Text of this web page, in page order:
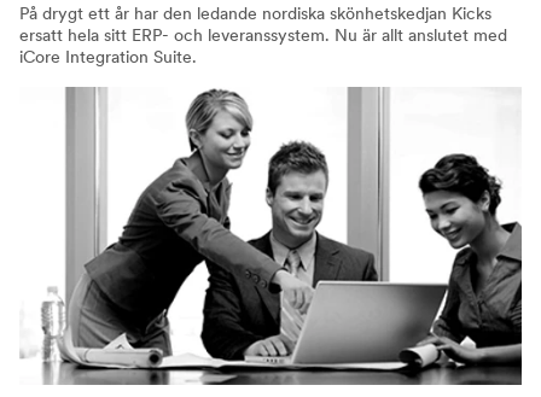
På drygt ett år har den ledande nordiska skönhetskedjan Kicks
ersatt hela sitt ERP- och leveranssystem. Nu är allt anslutet med
iCore Integration Suite.